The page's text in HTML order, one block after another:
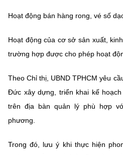
Hoạt động bán hàng rong, vé số
Hoạt động của cơ sở sản xuất,
trường hợp được cho phép hoạt
Theo Chỉ thị, UBND TPHCM yêu
Đức xây dựng, triển khai kế
trên địa bàn quản lý phù hợp
phương.
Trong đó, lưu ý khi thực hiện